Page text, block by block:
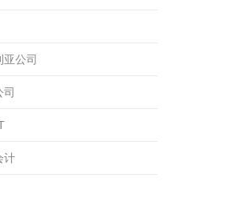
亚公司
司
计